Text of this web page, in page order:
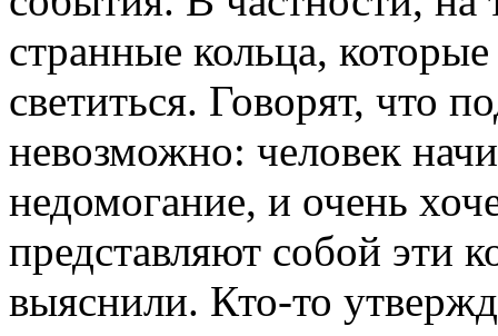
странные кольца,
светиться. Говорят, что
невозможно: человек
недомогание, и очень
представляют собой эти
выяснили. Кто-то